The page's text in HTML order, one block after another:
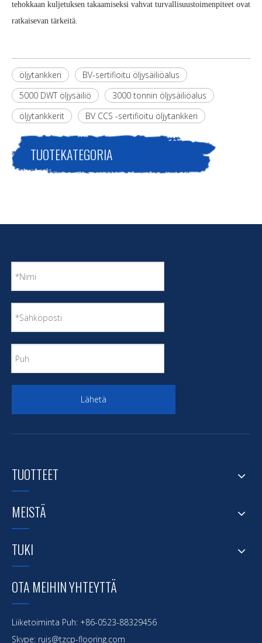
tehokkaan kuljetuksen takaamiseksi vahvat turvallisuustoimenpiteet ovat
ratkaisevan tärkeitä.
öljytankkeri
BV-sertifioitu öljysäiliöalus
5000 DWT öljysäiliö
3000 tonnin öljysäiliöalus
öljytankkerit
BV CCS -sertifioitu öljytankkeri
TUOTEKATEGORIA
Lähetä
TUOTTEET
MEISTÄ
TUKI
OTA MEIHIN YHTEYTTÄ
Liiketoiminta Puh: +86-0523-88329456
Skype: ruis@tzcp-flooring.com